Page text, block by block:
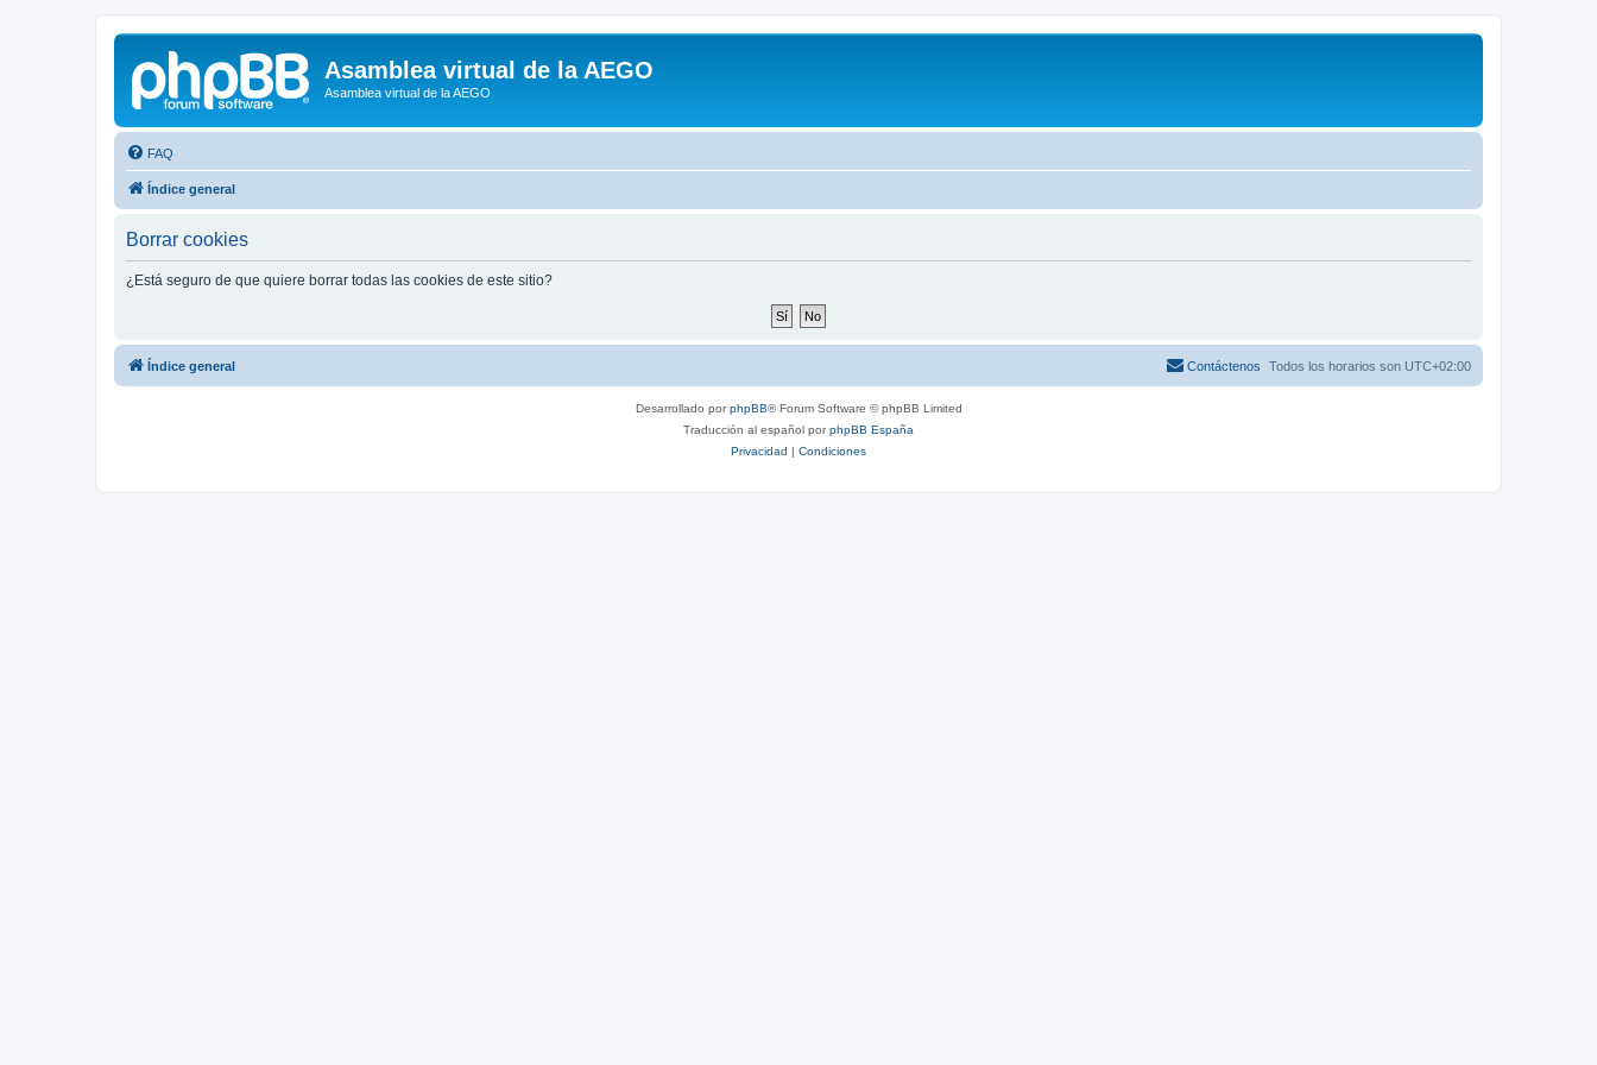
Asamblea virtual de la AEGO
Asamblea virtual de la AEGO
FAQ
Índice general
Borrar cookies
¿Está seguro de que quiere borrar todas las cookies de este sitio?
Índice general Todos los horarios son UTC+02:00
Contáctenos
Desarrollado porphpBB® Forum Software © phpBB Limited
Traducción al español porphpBB España
Privacidad | Condiciones